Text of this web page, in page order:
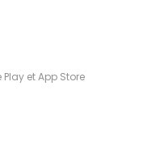
et App Store